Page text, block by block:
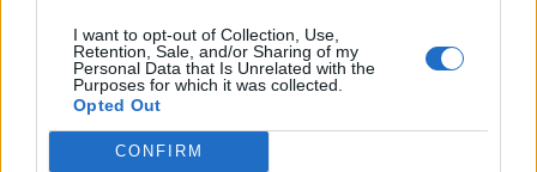
I want to opt-out of Collection, Use,
Retention, Sale, and/or Sharing of my
Personal Data that Is Unrelated with the
Purposes for which it was collected.
Opted Out
CONFIRM
ułożone są do przodu, jakby w geście obejmowania.
Osoby, które zasypiają w taki sposób, na pierwszy rzut oka
wydają się bardzo empatyczne i otwarte. Często spotkać je
można na imprezach, a ich życie towarzyskie jest bardzo
rozbudowane. W głębi serca jednak czują się samotne i są
dość podejrzliwe.